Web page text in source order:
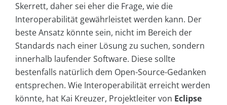
Skerrett, daher sei eher die Frage, wie die
Interoperabilität gewährleistet werden kann. Der
beste Ansatz könnte sein, nicht im Bereich der
Standards nach einer Lösung zu suchen, sondern
innerhalb laufender Software. Diese sollte
bestenfalls natürlich dem Open-Source-Gedanken
entsprechen. Wie Interoperabilität erreicht werden
könnte, hat Kai Kreuzer, Projektleiter von Eclipse